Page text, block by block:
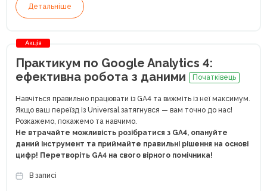
Детальніше
Акція
Практикум по Google Analytics 4:
ефективна робота з даними
Початківець
Навчіться правильно працювати із GA4 та вижміть із неї максимум.
Якщо ваш переїзд із Universal затягнувся — вам точно до нас!
Розкажемо, покажемо та навчимо.
Не втрачайте можливість розібратися з GA4, опануйте
даний інструмент та приймайте правильні рішення на основі
цифр! Перетворіть GA4 на свого вірного помічника!
В записі